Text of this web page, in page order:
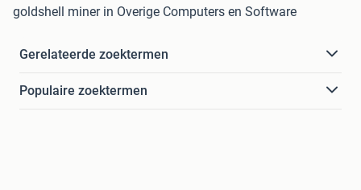
goldshell miner in Overige Computers en Software
Gerelateerde zoektermen
Populaire zoektermen